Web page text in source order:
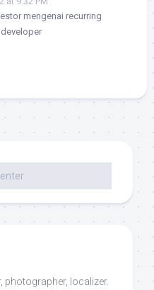
mengenai recurring
photographer, localizer.